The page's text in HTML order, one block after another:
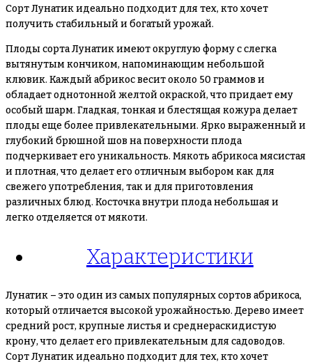
Сорт Лунатик идеально подходит для тех, кто хочет
получить стабильный и богатый урожай.
Плоды сорта Лунатик имеют округлую форму с слегка
вытянутым кончиком, напоминающим небольшой
клювик. Каждый абрикос весит около 50 граммов и
обладает однотонной желтой окраской, что придает ему
особый шарм. Гладкая, тонкая и блестящая кожура делает
плоды еще более привлекательными. Ярко выраженный и
глубокий брюшной шов на поверхности плода
подчеркивает его уникальность. Мякоть абрикоса мясистая
и плотная, что делает его отличным выбором как для
свежего употребления, так и для приготовления
различных блюд. Косточка внутри плода небольшая и
легко отделяется от мякоти.
Характеристики
Лунатик – это один из самых популярных сортов абрикоса,
который отличается высокой урожайностью. Дерево имеет
средний рост, крупные листья и среднераскидистую
крону, что делает его привлекательным для садоводов.
Сорт Лунатик идеально подходит для тех, кто хочет